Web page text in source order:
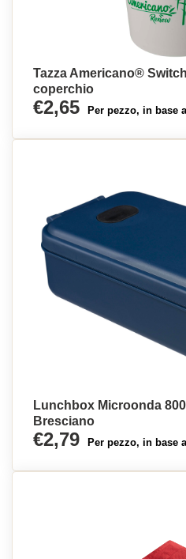
Tazza Americano®
coperchio
€2,65 Per pezzo, in base
Lunchbox Microonda
Bresciano
€2,79 Per pezzo, in base